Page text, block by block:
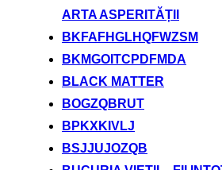
ARTA ASPERITĂȚII
BKFAFHGLHQFWZSM
BKMGOITCPDFMDA
BLACK MATTER
BOGZQBRUT
BPKXKIVLJ
BSJJUJOZQB